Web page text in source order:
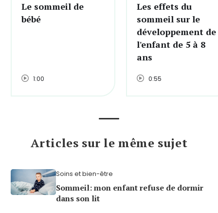
Le sommeil de
bébé
1:00
Les effets du
sommeil sur le
développement de
l'enfant de 5 à 8
ans
0:55
Articles sur le même sujet
Soins et bien-être
Sommeil: mon enfant refuse de dormir
dans son lit